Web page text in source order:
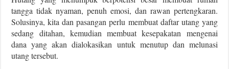
tangga tidak nyaman, penuh emosi, dan rawan pertengkaran.
Solusinya, kita dan pasangan perlu membuat daftar utang yang
sedang ditahan, kemudian membuat kesepakatan mengenai
dana yang akan dialokasikan untuk menutup dan melunasi
utang tersebut.